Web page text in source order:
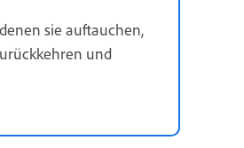
sie auftauchen,
und